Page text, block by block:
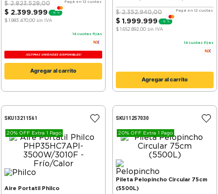
$ 2.823.528,00
$ 2.399.999 -15 %
$ 1.983.470,00 sin IVA
Pagá en 12 cuotas
14 cuotas fijas
¡ÚLTIMAS UNIDADES DISPONIBLES!
Agregar al carrito
Inverter │ 70% De Ahorro │ Thinq
Wifi
$ 2.352.940,00
$ 1 .999.999 -15 %
$ 1.652.892,00 sin IVA
Pagá en 12 cuotas
14 cuotas fijas
Agregar al carrito
SKU13211561
20% OFF Extra 1 Pago
Aire Portatil Philco
SKU11257030
20% OFF Extra 1 Pago
Pileta Pelopincho Circular 75cm
(5500L)